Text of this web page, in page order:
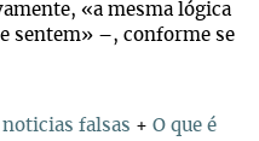
«a mesma lógica
sentem» –, conforme se
falsas + O que é